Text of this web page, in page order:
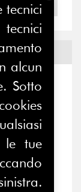
tecnici
alcun
Sotto
le tue